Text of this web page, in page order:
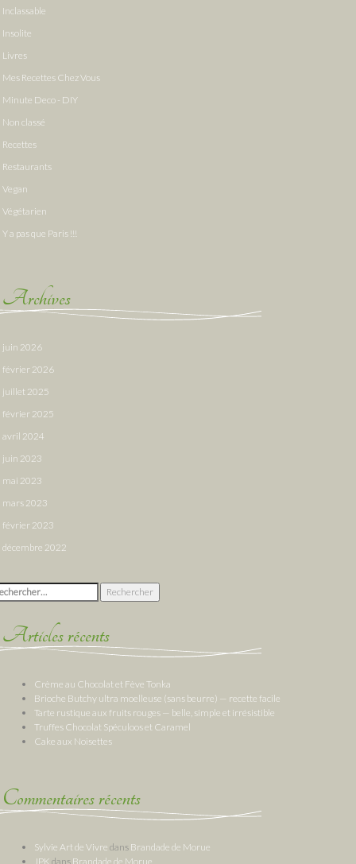
Inclassable
Insolite
Livres
Mes Recettes Chez Vous
Minute Deco - DIY
Non classé
Recettes
Restaurants
Vegan
Végétarien
Y a pas que Paris !!!
Archives
juin 2026
février 2026
juillet 2025
février 2025
avril 2024
juin 2023
mai 2023
mars 2023
février 2023
décembre 2022
:
Articles récents
Crème au Chocolat et Fève Tonka
Brioche Butchy ultra moelleuse (sans beurre) — recette facile
Tarte rustique aux fruits rouges — belle, simple et irrésistible
Truffes Chocolat Spéculoos et Caramel
Cake aux Noisettes
Commentaires récents
Sylvie Art de Vivre dans Brandade de Morue
JPK dans Brandade de Morue